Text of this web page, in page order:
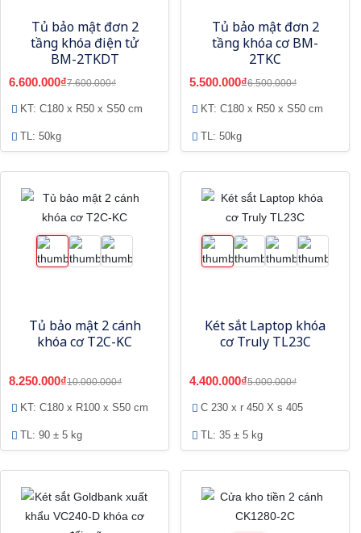
Tủ bảo mật đơn 2
tầng khóa điện tử
BM-2TKDT
6.600.000₫7.600.000₫
KT: C180 x R50 x S50 cm
TL: 50kg
Tủ bảo mật đơn 2
tầng khóa cơ BM-
2TKC
5.500.000₫6.500.000₫
KT: C180 x R50 x S50 cm
TL: 50kg
Tủ bảo mật 2 cánh
khóa cơ T2C-KC
8.250.000₫10.000.000₫
KT: C180 x R100 x S50 cm
TL: 90 ± 5 kg
Két sắt Laptop khóa
cơ Truly TL23C
4.400.000₫5.000.000₫
C 230 x r 450 X s 405
TL: 35 ± 5 kg